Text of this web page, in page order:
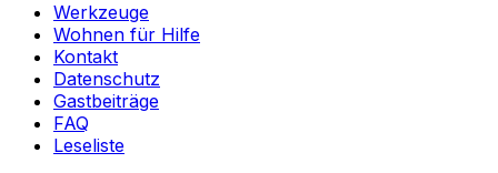
Werkzeuge
Wohnen für Hilfe
Kontakt
Datenschutz
Gastbeiträge
FAQ
Leseliste